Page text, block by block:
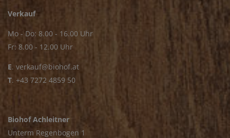
Verkauf
Mo - Do: 8.00 - 16.00 Uhr
Fr: 8.00 - 12.00 Uhr
E. verkauf@biohof.at
T. +43 7272 4859 50
Biohof Achleitner
Unterm Regenbogen 1